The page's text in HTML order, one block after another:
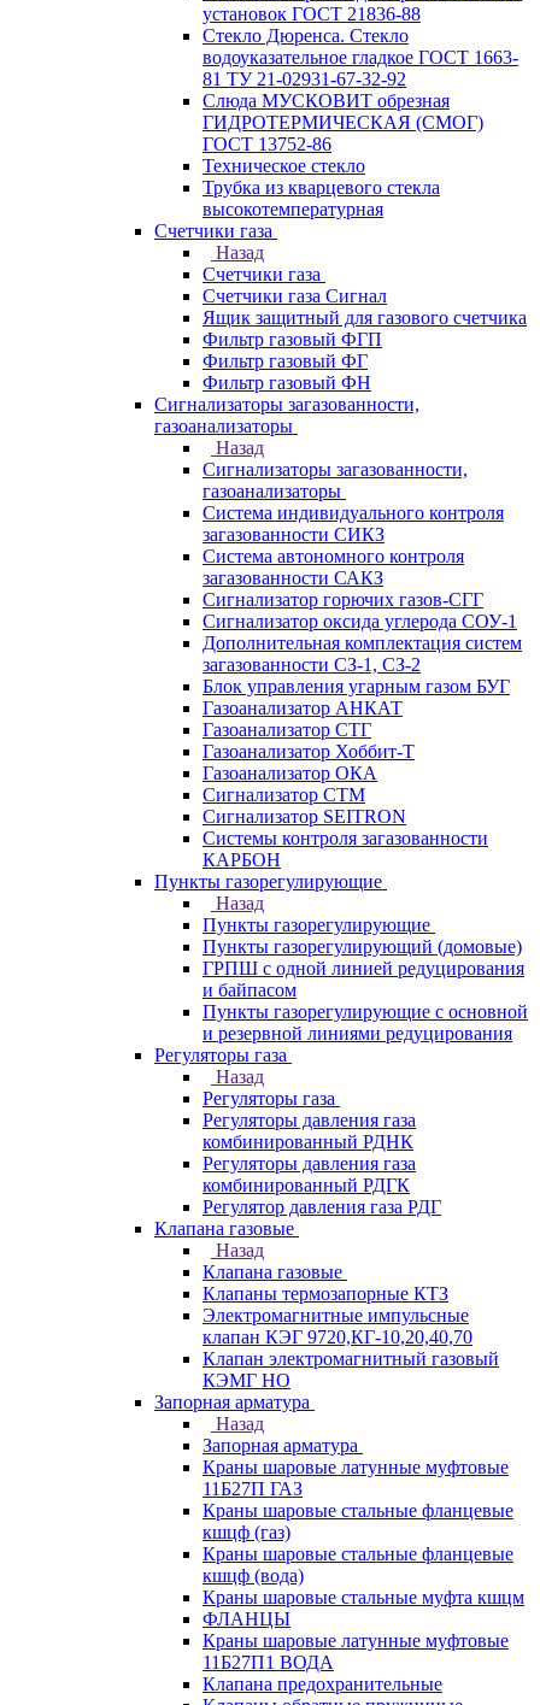
установок ГОСТ 21836-88
Стекло Дюренса. Стекло
водоуказательное гладкое ГОСТ 1663-
81 ТУ 21-02931-67-32-92
Слюда МУСКОВИТ обрезная
ГИДРОТЕРМИЧЕСКАЯ (СМОГ)
ГОСТ 13752-86
Техническое стекло
Трубка из кварцевого стекла
высокотемпературная
Счетчики газа
Назад
Счетчики газа
Счетчики газа Сигнал
Ящик защитный для газового счетчика
Фильтр газовый ФГП
Фильтр газовый ФГ
Фильтр газовый ФН
Сигнализаторы загазованности,
газоанализаторы
Назад
Сигнализаторы загазованности,
газоанализаторы
Система индивидуального контроля
загазованности СИКЗ
Система автономного контроля
загазованности САКЗ
Сигнализатор горючих газов-СГГ
Сигнализатор оксида углерода СОУ-1
Дополнительная комплектация систем
загазованности СЗ-1, СЗ-2
Блок управления угарным газом БУГ
Газоанализатор АНКАТ
Газоанализатор СТГ
Газоанализатор Хоббит-Т
Газоанализатор ОКА
Сигнализатор СТМ
Сигнализатор SEITRON
Системы контроля загазованности
КАРБОН
Пункты газорегулирующие
Назад
Пункты газорегулирующие
Пункты газорегулирующий (домовые)
ГРПШ с одной линией редуцирования
и байпасом
Пункты газорегулирующие с основной
и резервной линиями редуцирования
Регуляторы газа
Назад
Регуляторы газа
Регуляторы давления газа
комбинированный РДНК
Регуляторы давления газа
комбинированный РДГК
Регулятор давления газа РДГ
Клапана газовые
Назад
Клапана газовые
Клапаны термозапорные КТЗ
Электромагнитные импульсные
клапан КЭГ 9720,КГ-10,20,40,70
Клапан электромагнитный газовый
КЭМГ НО
Запорная арматура
Назад
Запорная арматура
Краны шаровые латунные муфтовые
11Б27П ГАЗ
Краны шаровые стальные фланцевые
кшцф (газ)
Краны шаровые стальные фланцевые
кшцф (вода)
Краны шаровые стальные муфта кшцм
ФЛАНЦЫ
Краны шаровые латунные муфтовые
11Б27П1 ВОДА
Клапана предохранительные